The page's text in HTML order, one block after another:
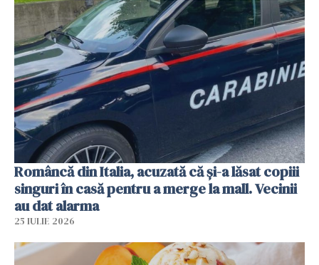
Româncă din Italia, acuzată că și-a lăsat copiii
singuri în casă pentru a merge la mall. Vecinii
au dat alarma
25 IULIE 2026